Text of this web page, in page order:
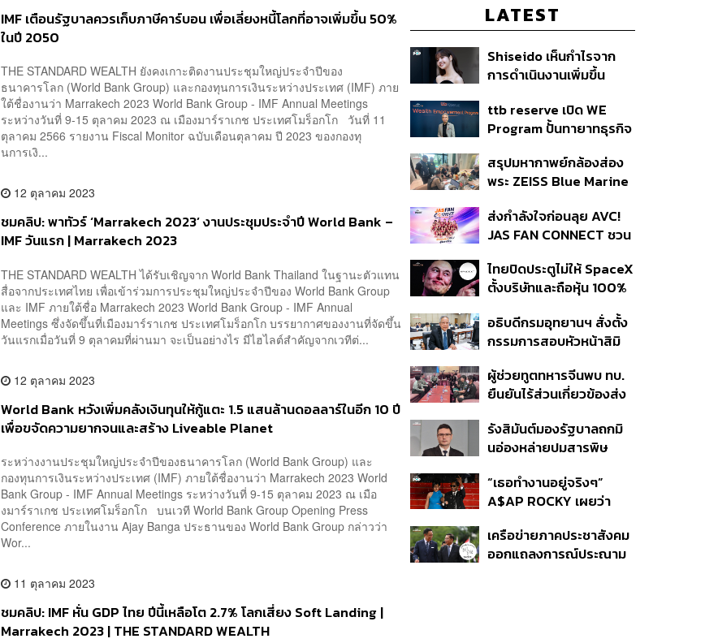
IMF เตือนรัฐบาลควรเก็บภาษีคาร์บอน เพื่อเลี่ยงหนี้โลกที่อาจเพิ่มขึ้น 50%
ในปี 2050
THE STANDARD WEALTH ยังคงเกาะติดงานประชุมใหญ่ประจำปีของ
ธนาคารโลก (World Bank Group) และกองทุนการเงินระหว่างประเทศ (IMF) ภาย
ใต้ชื่องานว่า Marrakech 2023 World Bank Group - IMF Annual Meetings
ระหว่างวันที่ 9-15 ตุลาคม 2023 ณ เมืองมาร์ราเกช ประเทศโมร็อกโก วันที่ 11
ตุลาคม 2566 รายงาน Fiscal Monitor ฉบับเดือนตุลาคม ปี 2023 ของกองทุ
นการเงิ...
12 ตุลาคม 2023
ชมคลิป: พาทัวร์ ‘Marrakech 2023’ งานประชุมประจำปี World Bank –
IMF วันแรก | Marrakech 2023
THE STANDARD WEALTH ได้รับเชิญจาก World Bank Thailand ในฐานะตัวแทน
สื่อจากประเทศไทย เพื่อเข้าร่วมการประชุมใหญ่ประจำปีของ World Bank Group
และ IMF ภายใต้ชื่อ Marrakech 2023 World Bank Group - IMF Annual
Meetings ซึ่งจัดขึ้นที่เมืองมาร์ราเกช ประเทศโมร็อกโก บรรยากาศของงานที่จัดขึ้น
วันแรกเมื่อวันที่ 9 ตุลาคมที่ผ่านมา จะเป็นอย่างไร มีไฮไลต์สำคัญจากเวทีต่...
12 ตุลาคม 2023
World Bank หวังเพิ่มคลังเงินทุนให้กู้แตะ 1.5 แสนล้านดอลลาร์ในอีก 10 ปี
เพื่อขจัดความยากจนและสร้าง Liveable Planet
ระหว่างงานประชุมใหญ่ประจำปีของธนาคารโลก (World Bank Group) และ
กองทุนการเงินระหว่างประเทศ (IMF) ภายใต้ชื่องานว่า Marrakech 2023 World
Bank Group - IMF Annual Meetings ระหว่างวันที่ 9-15 ตุลาคม 2023 ณ เมือ
งมาร์ราเกช ประเทศโมร็อกโก บนเวที World Bank Group Opening Press
Conference ภายในงาน Ajay Banga ประธานของ World Bank Group กล่าวว่า
Wor...
11 ตุลาคม 2023
ชมคลิป: IMF หั่น GDP ไทย ปีนี้เหลือโต 2.7% โลกเสี่ยง Soft Landing |
Marrakech 2023 | THE STANDARD WEALTH
LATEST
Shiseido เห็นกำไรจาก
การดำเนินงานเพิ่มขึ้น
ปี 2026
ttb reserve เปิด WE
Program ปั้นทายาทธุรกิจ
ตั้งเป้าขยายฐานลูกค้าแตะ
11,000 ราย ดัน AUM
ปีข้างหน้า
สรุปมหากาพย์กล้องส่อง
พระ ZEISS Blue Marine
สู่ข้อพิพาท ‘มาเวลล์ฯ’
ฟ้อง ‘โทน บางแค’ ผิดนัด
ส่งกำลังใจก่อนลุย AVC!
JAS FAN CONNECT ชวน
สาวทีมชาติไทย 15 ส.ค.นี้
ไทยปิดประตูไม่ให้ SpaceX
ตั้งบริษัทและถือหุ้น 100%
ต่ำเป็นเรื่องอธิปไตย ไม่
ยอมแลกในโต๊ะเจรจาการ
อธิบดีกรมอุทยานฯ สั่งตั้ง
กรรมการสอบหัวหน้าสิมิ
แรม ทั้งที่ประกาศห้ามค้าง
คืนตั้งแต่ปี 61
ผู้ช่วยทูตทหารจีนพบ ทบ.
ยืนยันไร้ส่วนเกี่ยวข้องส่ง
ชายแดน ย้ำจริงใจต่อไทย
หวังเห็นทางออกสันติวิธี
รังสิมันต์มองรัฐบาลถกมิ
นอ่องหล่ายปมสารพิษ
ปัญหาแท้จริงคือกองกำลัง
ว้า
“เธอทำงานอยู่จริงๆ”
A$AP ROCKY เผยว่า
โอเพื่อทำเพลงใหม่
เครือข่ายภาคประชาสังคม
ออกแถลงการณ์ประณาม